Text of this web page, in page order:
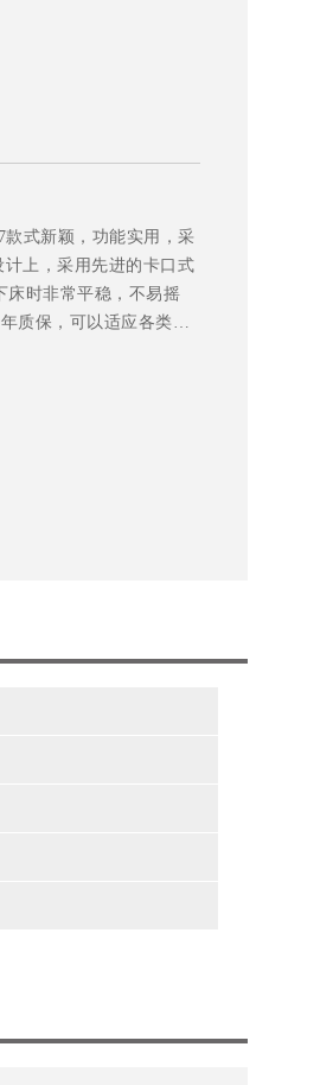
式新颖，功能实用，采
上，采用先进的卡口式
床时非常平稳，不易摇
质保，可以适应各类宿